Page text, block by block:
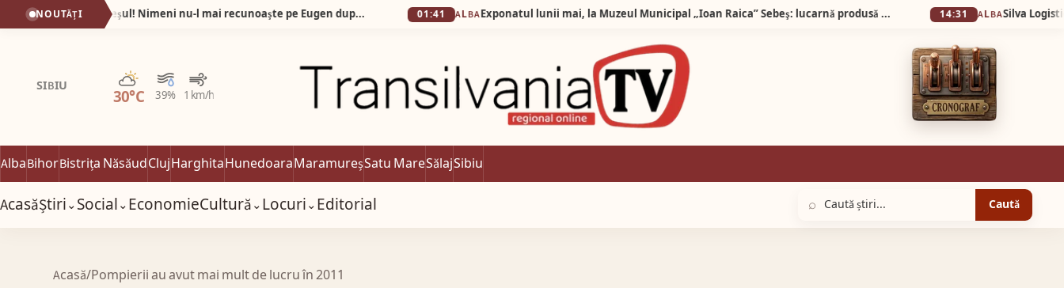
NOUTĂȚI Fotografiile care au uimit Sebeșul! Nimeni nu-l mai recunoaște pe Eugen după ce a slăbit 60 de kilograme în 9 luni! 01:41 ALBA Exponatul lunii mai, la Muzeul Municipal „Ioan Raica” Sebeş: lucarnă produsă la fabrica de țigle şi cărămizi „Hercules” din Diciosânmărtin 14:31 ALBA
SIBIU
30°C 39% 1 km/h
Parțial noros
AlbaBihorBistrița NăsăudClujHarghitaHunedoaraMaramureșSatu MareSălajSibiu
AcasăȘtiri⌄Social⌄EconomieCultură⌄Locuri⌄Editorial ⌕ Caută
Acasă/Pompierii au avut mai mult de lucru în 2011